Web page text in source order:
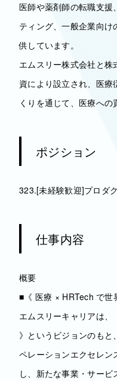
医師や薬剤師の転職支援
ティング、一般企業向
供しています。
エムスリー株式会社と株
資により設立され、医
くりを通じて、医療への
ポジション
323.[未経験歓迎]プロダ
仕事内容
概要
■《 医療 × HRTech で世
エムスリーキャリアは
》というビジョンのも
ペレーションエクセレ
し、新たな事業・サービ